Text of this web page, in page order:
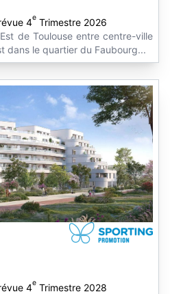
4e Trimestre 2026
de Toulouse entre centre-ville
dans le quartier du Faubourg...
4e Trimestre 2028